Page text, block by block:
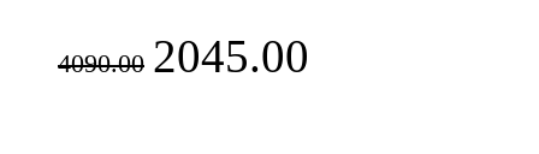
4090.00 2045.00